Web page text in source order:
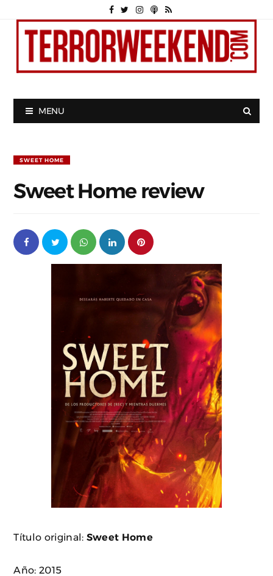
MENU
SWEET HOME
Sweet Home review
Título original: Sweet Home
Año: 2015